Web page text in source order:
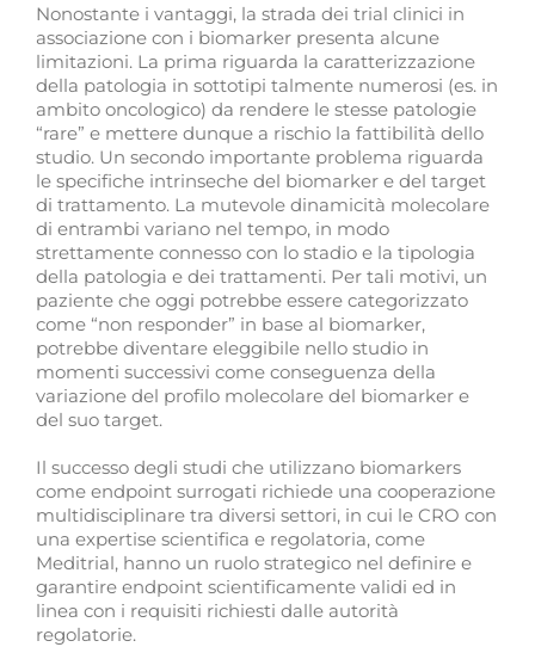
Nonostante i vantaggi, la strada dei trial clinici in
associazione con i biomarker presenta alcune
limitazioni. La prima riguarda la caratterizzazione
della patologia in sottotipi talmente numerosi (es. in
ambito oncologico) da rendere le stesse patologie
“rare” e mettere dunque a rischio la fattibilità dello
studio. Un secondo importante problema riguarda
le specifiche intrinseche del biomarker e del target
di trattamento. La mutevole dinamicità molecolare
di entrambi variano nel tempo, in modo
strettamente connesso con lo stadio e la tipologia
della patologia e dei trattamenti. Per tali motivi, un
paziente che oggi potrebbe essere categorizzato
come “non responder” in base al biomarker,
potrebbe diventare eleggibile nello studio in
momenti successivi come conseguenza della
variazione del profilo molecolare del biomarker e
del suo target.
Il successo degli studi che utilizzano biomarkers
come endpoint surrogati richiede una cooperazione
multidisciplinare tra diversi settori, in cui le CRO con
una expertise scientifica e regolatoria, come
Meditrial, hanno un ruolo strategico nel definire e
garantire endpoint scientificamente validi ed in
linea con i requisiti richiesti dalle autorità
regolatorie.